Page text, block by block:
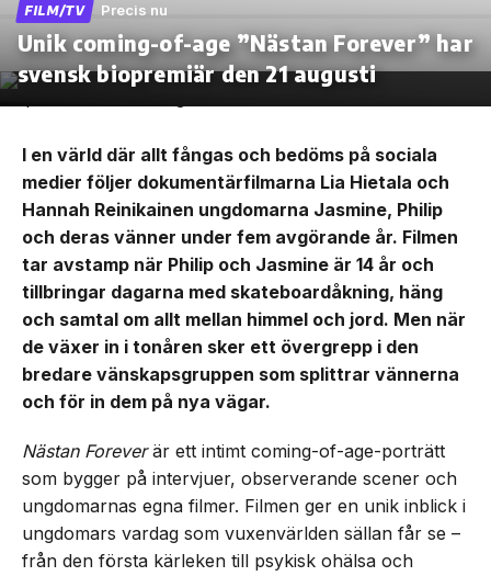
FILM/TV Precis nu
Unik coming-of-age ”Nästan Forever” har
svensk biopremiär den 21 augusti
I en värld där allt fångas och bedöms på sociala
medier följer dokumentärfilmarna Lia Hietala och
Hannah Reinikainen ungdomarna Jasmine, Philip
och deras vänner under fem avgörande år. Filmen
tar avstamp när Philip och Jasmine är 14 år och
tillbringar dagarna med skateboardåkning, häng
och samtal om allt mellan himmel och jord. Men när
de växer in i tonåren sker ett övergrepp i den
bredare vänskapsgruppen som splittrar vännerna
och för in dem på nya vägar.
Nästan Foreverär ett intimt coming-of-age-porträtt
som bygger på intervjuer, observerande scener och
ungdomarnas egna filmer. Filmen ger en unik inblick i
ungdomars vardag som vuxenvärlden sällan får se –
från den första kärleken till psykisk ohälsa och